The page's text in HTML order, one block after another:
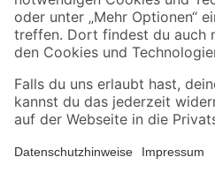
Alle Preisangaben in EUR inkl. gesetzl. MwSt..
Umständen nicht in allen Märkten verfügbar. Die
sich auf den unter "Mein Markt" ausgewählten
*Paketversand ab 59 € versandkostenfrei, gilt
fallen zusätzliche Versandkosten an.